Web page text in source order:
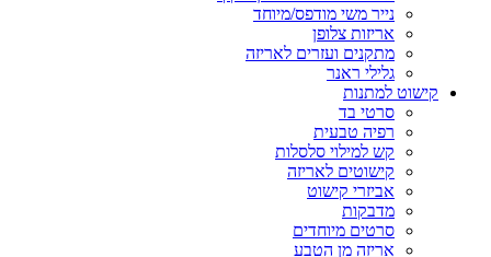
נייר משי מודפס/מיוחד
אריזות צלופן
מתקנים ועזרים לאריזה
גלילי ראנר
קישוט למתנות
סרטי בד
רפיה טבעית
קש למילוי סלסלות
קישוטים לאריזה
אביזרי קישוט
מדבקות
סרטים מיוחדים
אריזה מן הטבע